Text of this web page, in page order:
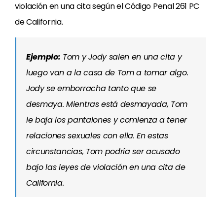
violación en una cita según el Código Penal 261 PC
de California.
Ejemplo: Tom y Jody salen en una cita y
luego van a la casa de Tom a tomar algo.
Jody se emborracha tanto que se
desmaya. Mientras está desmayada, Tom
le baja los pantalones y comienza a tener
relaciones sexuales con ella. En estas
circunstancias, Tom podría ser acusado
bajo las leyes de violación en una cita de
California.